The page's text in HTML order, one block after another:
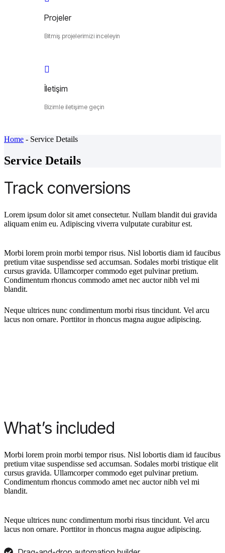
Projeler
Bitmiş projelerimizi inceleyin
İletişim
Bizimle iletişime geçin
Home - Service Details
Service Details
Track conversions
Lorem ipsum dolor sit amet consectetur. Nullam blandit dui gravida
aliquam enim eu. Adipiscing viverra vulputate curabitur est.
Morbi lorem proin morbi tempor risus. Nisl lobortis diam id faucibus
pretium vitae suspendisse sed accumsan. Sodales morbi tristique elit
cursus gravida. Ullamcorper commodo eget pulvinar pretium.
Condimentum rhoncus commodo amet nec auctor nibh vel mi
blandit.
Neque ultrices nunc condimentum morbi risus tincidunt. Vel arcu
lacus non ornare. Porttitor in rhoncus magna augue adipiscing.
What’s included
Morbi lorem proin morbi tempor risus. Nisl lobortis diam id faucibus
pretium vitae suspendisse sed accumsan. Sodales morbi tristique elit
cursus gravida. Ullamcorper commodo eget pulvinar pretium.
Condimentum rhoncus commodo amet nec auctor nibh vel mi
blandit.
Neque ultrices nunc condimentum morbi risus tincidunt. Vel arcu
lacus non ornare. Porttitor in rhoncus magna augue adipiscing.